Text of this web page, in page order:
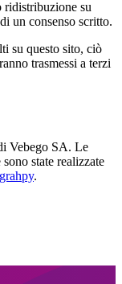
su
un consenso scritto.
su questo sito, ciò
trasmessi a terzi
Vebego SA. Le
state realizzate
.